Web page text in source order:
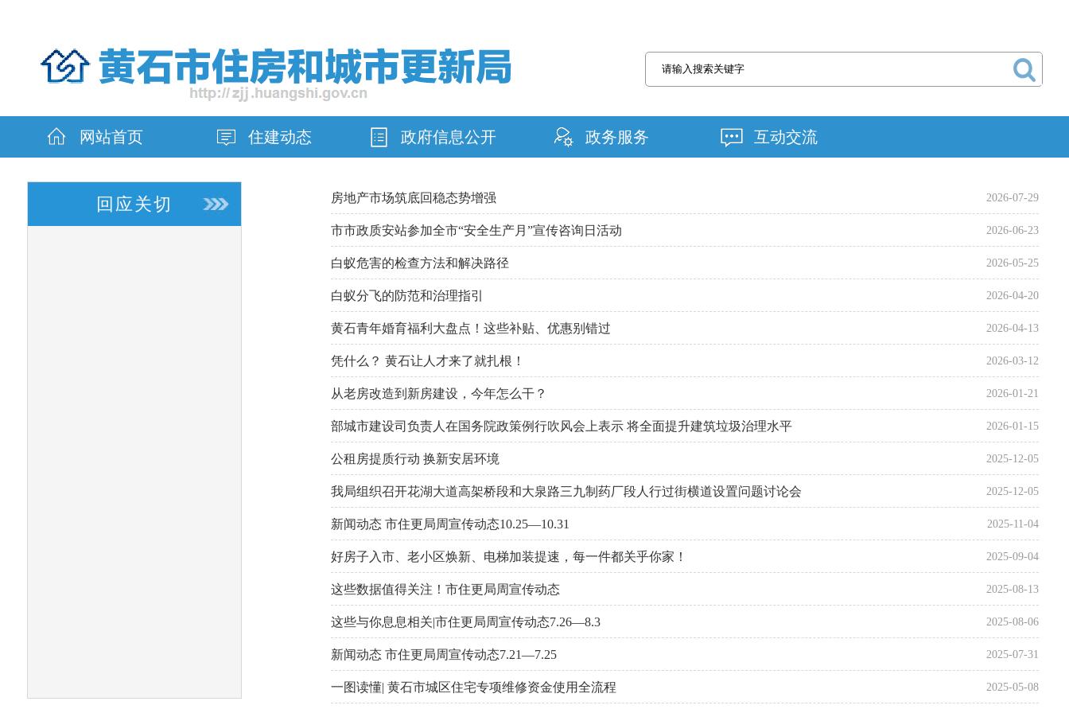
网站首页 住建动态 政府信息公开 政务服务 互动交流
回应关切 2026-07-29
房地产市场筑底回稳态势增强
2026-06-23
市市政质安站参加全市“安全生产月”宣传咨询日活动
2026-05-25
白蚁危害的检查方法和解决路径
2026-04-20
白蚁分飞的防范和治理指引
2026-04-13
黄石青年婚育福利大盘点！这些补贴、优惠别错过
2026-03-12
凭什么？ 黄石让人才来了就扎根！
2026-01-21
从老房改造到新房建设，今年怎么干？
2026-01-15
部城市建设司负责人在国务院政策例行吹风会上表示 将全面提升建筑垃圾治理水平
2025-12-05
公租房提质行动 换新安居环境
2025-12-05
我局组织召开花湖大道高架桥段和大泉路三九制药厂段人行过街横道设置问题讨论会
2025-11-04
新闻动态 市住更局周宣传动态10.25—10.31
2025-09-04
好房子入市、老小区焕新、电梯加装提速，每一件都关乎你家！
2025-08-13
这些数据值得关注！市住更局周宣传动态
2025-08-06
这些与你息息相关|市住更局周宣传动态7.26—8.3
2025-07-31
新闻动态 市住更局周宣传动态7.21—7.25
2025-05-08
一图读懂| 黄石市城区住宅专项维修资金使用全流程